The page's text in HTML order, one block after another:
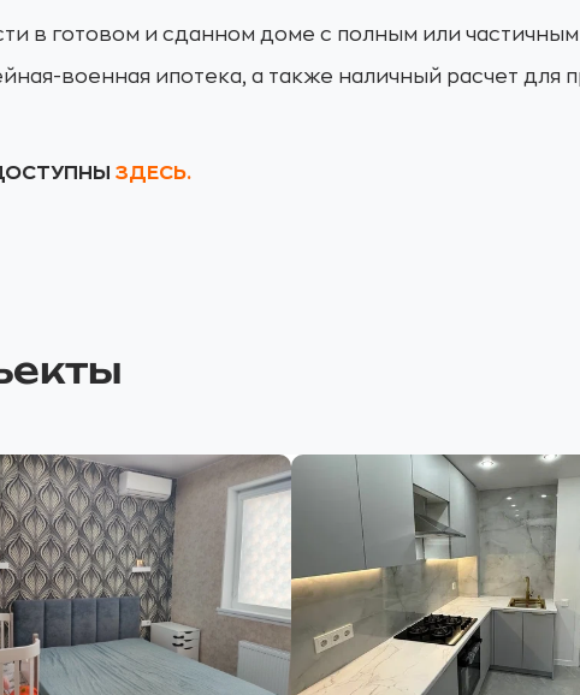
в готовом и сданном доме с полным или
военная ипотека, а также наличный расчет для
ЗДЕСЬ.